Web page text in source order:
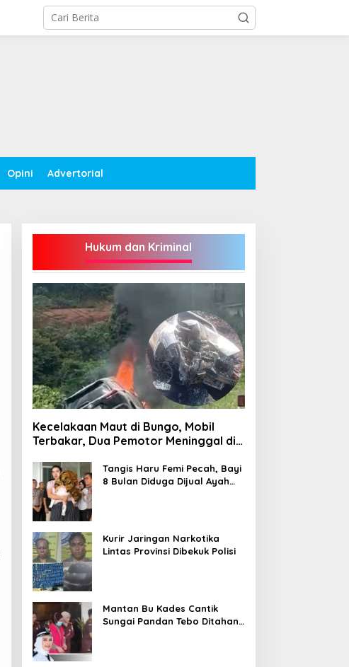
Opini Advertorial
Hukum dan Kriminal
Kecelakaan Maut di Bungo, Mobil
Terbakar, Dua Pemotor Meninggal di
Tangis Haru Femi Pecah, Bayi
8 Bulan Diduga Dijual Ayah
Kurir Jaringan Narkotika
Lintas Provinsi Dibekuk Polisi
Mantan Bu Kades Cantik
Sungai Pandan Tebo Ditahan,